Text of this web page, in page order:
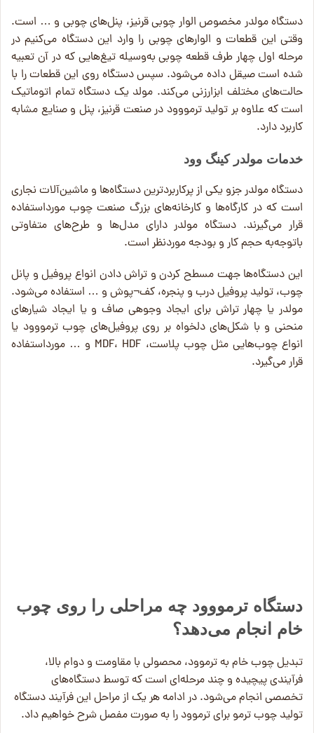
دستگاه مولدر مخصوص الوار چوبی قرنیز، پنل‌های چوبی و … است.
وقتی این قطعات و الوارهای چوبی را وارد این دستگاه می‌کنیم در
مرحله اول چهار طرف قطعه چوبی به‌وسیله تیغ‌هایی که در آن تعبیه
شده است صیقل داده می‌شود. سپس دستگاه روی این قطعات را با
حالت‌های مختلف ابزارزنی می‌کند. مولد یک دستگاه تمام اتوماتیک
است که علاوه بر تولید ترمووود در صنعت قرنیز، پنل و صنایع مشابه
کاربرد دارد.
خدمات مولدر کینگ وود
دستگاه مولدر جزو یکی از پرکاربردترین دستگاه‌ها و ماشین‌آلات نجاری
است که در کارگاه‌ها و کارخانه‌های بزرگ صنعت چوب مورداستفاده
قرار می‌گیرند. دستگاه مولدر دارای مدل‌ها و طرح‌های متفاوتی
باتوجه‌به حجم کار و بودجه موردنظر است.
این دستگاه‌ها جهت مسطح کردن و تراش دادن انواع پروفیل و پانل
چوب، تولید پروفیل درب و پنجره، کف¬پوش و … استفاده می‌شود.
مولدر یا چهار تراش برای ایجاد وجوهی صاف و یا ایجاد شیارهای
منحنی و با شکل‌های دلخواه بر روی پروفیل‌های چوب ترمووود یا
انواع چوب‌هایی مثل چوب پلاست، MDF، HDF و … مورداستفاده
قرار می‌گیرد.
دستگاه ترمووود چه مراحلی را روی چوب
خام انجام می‌دهد؟
تبدیل چوب خام به ترموود، محصولی با مقاومت و دوام بالا،
فرآیندی پیچیده و چند مرحله‌ای است که توسط دستگاه‌های
تخصصی انجام می‌شود. در ادامه هر یک از مراحل این فرآیند دستگاه
تولید چوب ترمو برای ترموود را به صورت مفصل شرح خواهیم داد.